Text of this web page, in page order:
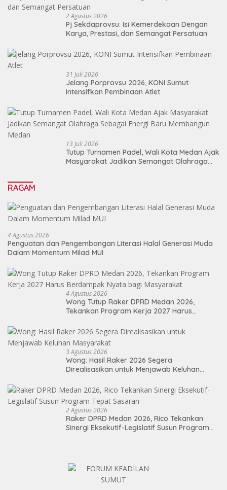
2 Agustus 2026
Pj Sekdaprovsu: Isi Kemerdekaan Dengan
Karya, Prestasi, dan Semangat Persatuan
31 Juli 2026
Jelang Porprovsu 2026, KONI Sumut
Intensifkan Pembinaan Atlet
13 Juli 2026
Tutup Turnamen Padel, Wali Kota Medan Ajak
Masyarakat Jadikan Semangat Olahraga
RAGAM
4 Agustus 2026
Penguatan dan Pengembangan Literasi Halal Generasi Muda
Dalam Momentum Milad MUI
4 Agustus 2026
Wong Tutup Raker DPRD Medan 2026,
Tekankan Program Kerja 2027 Harus
3 Agustus 2026
Wong: Hasil Raker 2026 Segera
Direalisasikan untuk Menjawab Keluhan
2 Agustus 2026
Raker DPRD Medan 2026, Rico Tekankan
Sinergi Eksekutif-Legislatif Susun Program